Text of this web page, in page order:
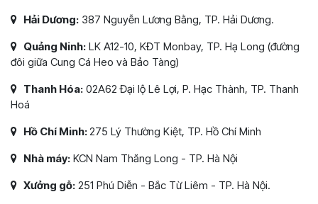
Hải Dương: 387 Nguyễn Lương Bằng, TP. Hải Dương.
Quảng Ninh: LK A12-10, KĐT Monbay, TP. Hạ Long (đường
đôi giữa Cung Cá Heo và Bảo Tàng)
Thanh Hóa: 02A62 Đại lộ Lê Lợi, P. Hạc Thành, TP. Thanh
Hoá
Hồ Chí Minh:275 Lý Thường Kiệt, TP. Hồ Chí Minh
Nhà máy: KCN Nam Thăng Long - TP. Hà Nội
Xưởng gỗ: 251 Phú Diễn - Bắc Từ Liêm - TP. Hà Nội.